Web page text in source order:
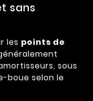
sans
les points de
sous
boue selon le